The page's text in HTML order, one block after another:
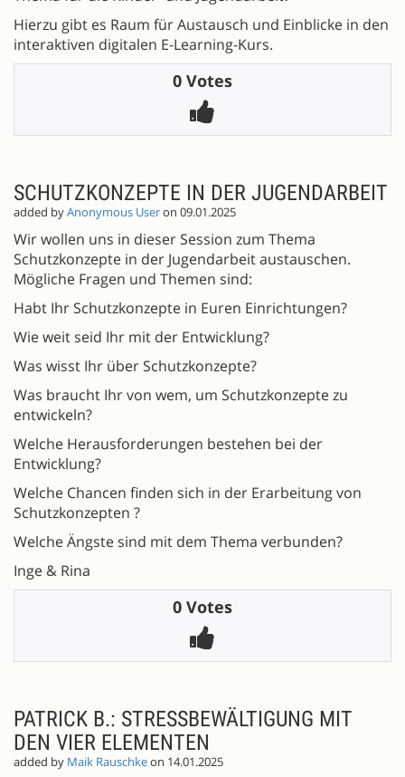
Hierzu gibt es Raum für Austausch und Einblicke in den
interaktiven digitalen E-Learning-Kurs.
0 Votes
SCHUTZKONZEPTE IN DER JUGENDARBEIT
added byAnonymous Useron 09.01.2025
Wir wollen uns in dieser Session zum Thema
Schutzkonzepte in der Jugendarbeit austauschen.
Mögliche Fragen und Themen sind:
Habt Ihr Schutzkonzepte in Euren Einrichtungen?
Wie weit seid Ihr mit der Entwicklung?
Was wisst Ihr über Schutzkonzepte?
Was braucht Ihr von wem, um Schutzkonzepte zu
entwickeln?
Welche Herausforderungen bestehen bei der
Entwicklung?
Welche Chancen finden sich in der Erarbeitung von
Schutzkonzepten ?
Welche Ängste sind mit dem Thema verbunden?
Inge & Rina
0 Votes
PATRICK B.: STRESSBEWÄLTIGUNG MIT
DEN VIER ELEMENTEN
added by Maik Rauschkeon 14.01.2025